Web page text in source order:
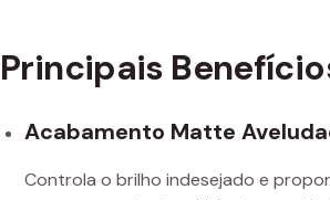
Principais
Acabamento Matte
Controla o brilho indesejado e